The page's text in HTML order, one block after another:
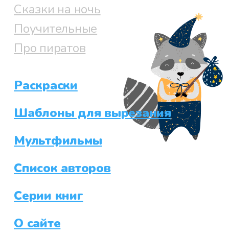
Сказки на ночь
Поучительные
Про пиратов
Раскраски
Шаблоны для вырезания
Мультфильмы
Список авторов
Серии книг
О сайте